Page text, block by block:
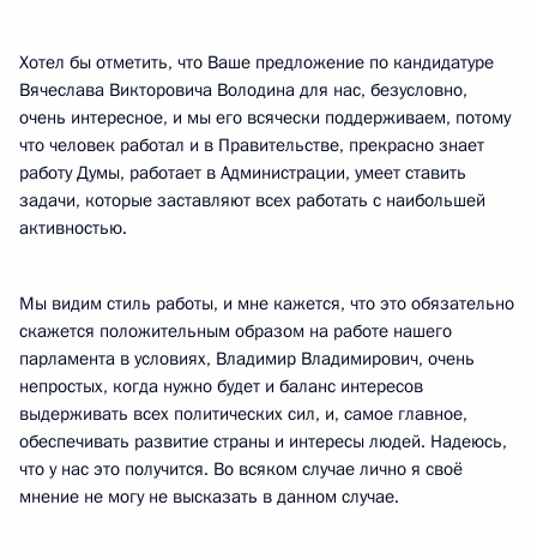
Хотел бы отметить, что Ваше предложение по кандидатуре
Вячеслава Викторовича Володина для нас, безусловно,
очень интересное, и мы его всячески поддерживаем, потому
что человек работал и в Правительстве, прекрасно знает
работу Думы, работает в Администрации, умеет ставить
задачи, которые заставляют всех работать с наибольшей
активностью.
Мы видим стиль работы, и мне кажется, что это обязательно
скажется положительным образом на работе нашего
парламента в условиях, Владимир Владимирович, очень
непростых, когда нужно будет и баланс интересов
выдерживать всех политических сил, и, самое главное,
обеспечивать развитие страны и интересы людей. Надеюсь,
что у нас это получится. Во всяком случае лично я своё
мнение не могу не высказать в данном случае.